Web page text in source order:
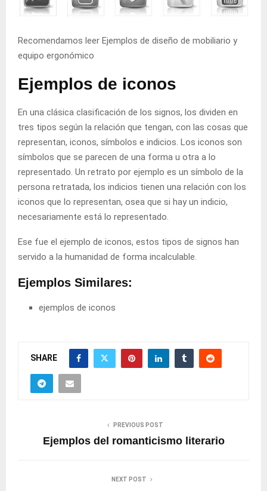
Recomendamos leer Ejemplos de diseño de mobiliario y
equipo ergonómico
Ejemplos de iconos
En una clásica clasificación de los signos, los dividen en
tres tipos según la relación que tengan, con las cosas que
representan, iconos, símbolos e indicios. Los iconos son
símbolos que se parecen de una forma u otra a lo
representado. Un retrato por ejemplo es un símbolo de la
persona retratada, los indicios tienen una relación con los
iconos que lo representan, osea que si hay un indicio,
necesariamente está lo representado.
Ese fue el ejemplo de iconos, estos tipos de signos han
servido a la humanidad de forma incalculable.
Ejemplos Similares:
ejemplos de iconos
SHARE
PREVIOUS POST
Ejemplos del romanticismo literario
NEXT POST